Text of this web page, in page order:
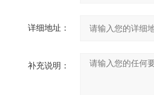
详细地址：
补充说明：